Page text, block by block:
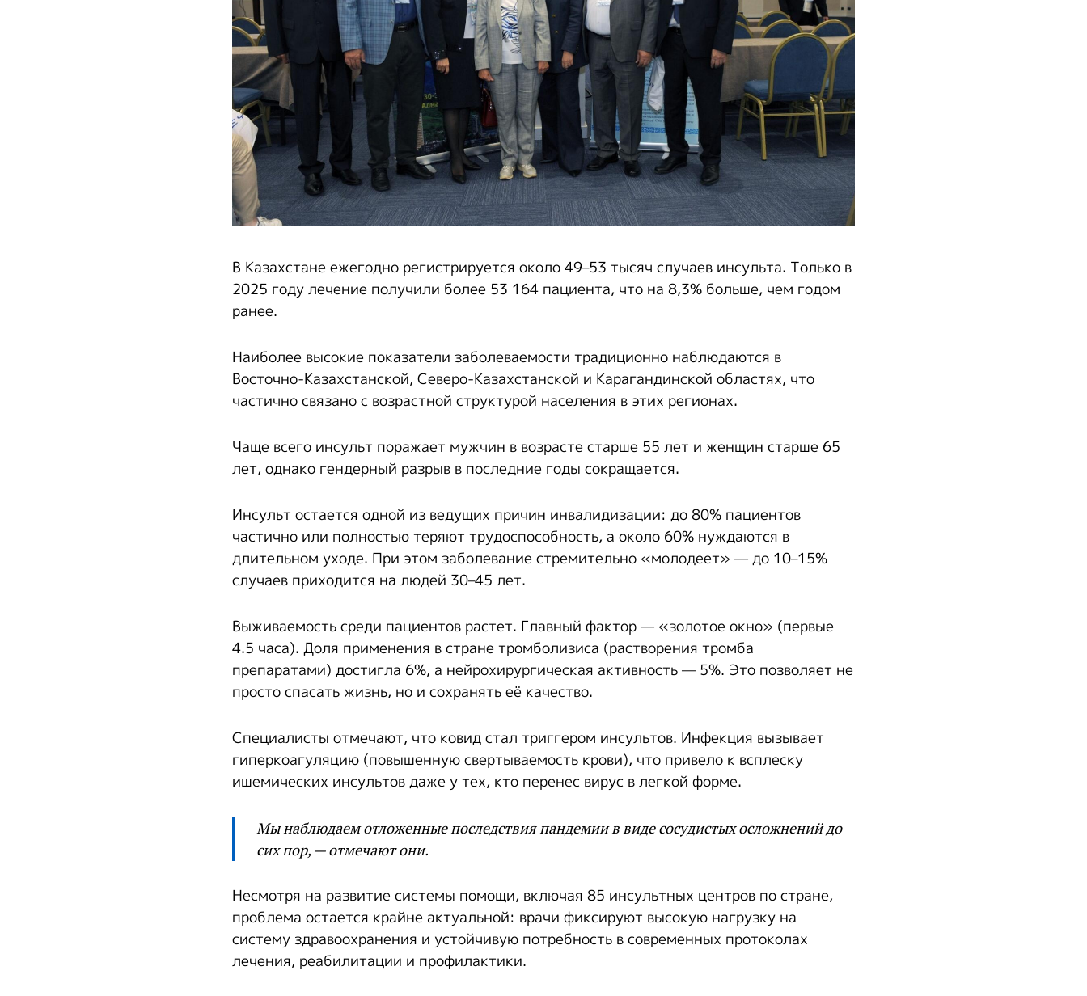
В Казахстане ежегодно регистрируется около 49–53 тысяч случаев инсульта. Только в
2025 году лечение получили более 53 164 пациента, что на 8,3% больше, чем годом
ранее.
Наиболее высокие показатели заболеваемости традиционно наблюдаются в
Восточно-Казахстанской, Северо-Казахстанской и Карагандинской областях, что
частично связано с возрастной структурой населения в этих регионах.
Чаще всего инсульт поражает мужчин в возрасте старше 55 лет и женщин старше 65
лет, однако гендерный разрыв в последние годы сокращается.
Инсульт остается одной из ведущих причин инвалидизации: до 80% пациентов
частично или полностью теряют трудоспособность, а около 60% нуждаются в
длительном уходе. При этом заболевание стремительно «молодеет» — до 10–15%
случаев приходится на людей 30–45 лет.
Выживаемость среди пациентов растет. Главный фактор — «золотое окно» (первые
4.5 часа). Доля применения в стране тромболизиса (растворения тромба
препаратами) достигла 6%, а нейрохирургическая активность — 5%. Это позволяет не
просто спасать жизнь, но и сохранять её качество.
Специалисты отмечают, что ковид стал триггером инсультов. Инфекция вызывает
гиперкоагуляцию (повышенную свертываемость крови), что привело к всплеску
ишемических инсультов даже у тех, кто перенес вирус в легкой форме.
Мы наблюдаем отложенные последствия пандемии в виде сосудистых осложнений до
сих пор, — отмечают они.
Несмотря на развитие системы помощи, включая 85 инсультных центров по стране,
проблема остается крайне актуальной: врачи фиксируют высокую нагрузку на
систему здравоохранения и устойчивую потребность в современных протоколах
лечения, реабилитации и профилактики.